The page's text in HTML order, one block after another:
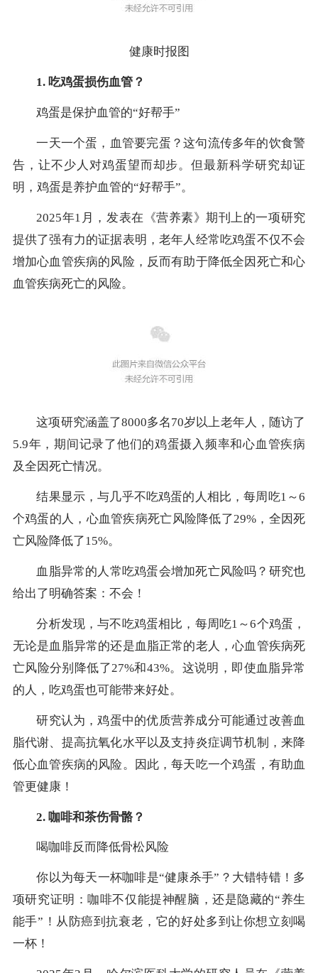
健康时报图
1. 吃鸡蛋损伤血管？
鸡蛋是保护血管的“好帮手”
一天一个蛋，血管要完蛋？这句流传多年的饮食警
告，让不少人对鸡蛋望而却步。但最新科学研究却证
明，鸡蛋是养护血管的“好帮手”。
2025年1月，发表在《营养素》期刊上的一项研究
提供了强有力的证据表明，老年人经常吃鸡蛋不仅不会
增加心血管疾病的风险，反而有助于降低全因死亡和心
血管疾病死亡的风险。
这项研究涵盖了8000多名70岁以上老年人，随访了
5.9年，期间记录了他们的鸡蛋摄入频率和心血管疾病
及全因死亡情况。
结果显示，与几乎不吃鸡蛋的人相比，每周吃1～6
个鸡蛋的人，心血管疾病死亡风险降低了29%，全因死
亡风险降低了15%。
血脂异常的人常吃鸡蛋会增加死亡风险吗？研究也
给出了明确答案：不会！
分析发现，与不吃鸡蛋相比，每周吃1～6个鸡蛋，
无论是血脂异常的还是血脂正常的老人，心血管疾病死
亡风险分别降低了27%和43%。这说明，即使血脂异常
的人，吃鸡蛋也可能带来好处。
研究认为，鸡蛋中的优质营养成分可能通过改善血
脂代谢、提高抗氧化水平以及支持炎症调节机制，来降
低心血管疾病的风险。因此，每天吃一个鸡蛋，有助血
管更健康！
2. 咖啡和茶伤骨骼？
喝咖啡反而降低骨松风险
你以为每天一杯咖啡是“健康杀手”？大错特错！多
项研究证明：咖啡不仅能提神醒脑，还是隐藏的“养生
能手”！从防癌到抗衰老，它的好处多到让你想立刻喝
一杯！